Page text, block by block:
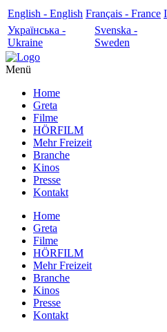
English - English Français - France
Українська -
Ukraine
Svenska -
Sweden
Menü
Home
Greta
Filme
HÖRFILM
Mehr Freizeit
Branche
Kinos
Presse
Kontakt
Home
Greta
Filme
HÖRFILM
Mehr Freizeit
Branche
Kinos
Presse
Kontakt